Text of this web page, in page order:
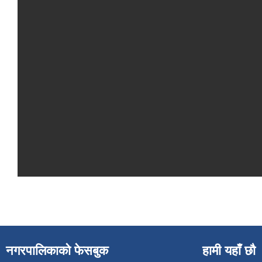
नगरपालिकाको फेसबुक हामी यहाँ छौ